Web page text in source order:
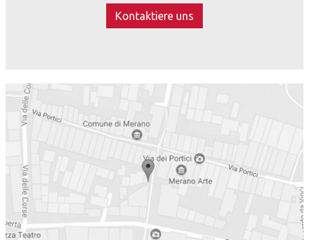
Kontaktiere uns